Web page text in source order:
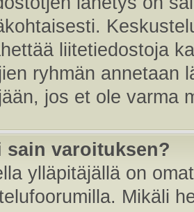
liitetiedostoja
ryhmän annetaan
jos et ole varma
sain varoituksen?
ylläpitäjällä on
Mikäli